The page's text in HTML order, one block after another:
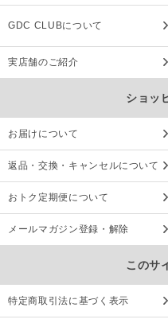
GDC CLUBについて
実店舗のご紹介
ショッ
お届けについて
返品・交換・キャンセルについて
おトク定期便について
メールマガジン登録・解除
このサ
特定商取引法に基づく表示